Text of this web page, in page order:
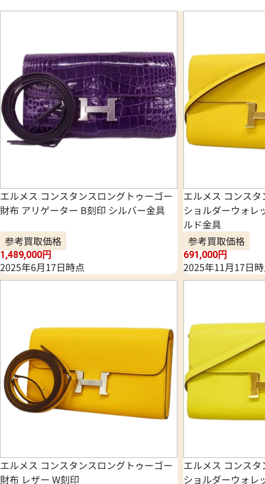
エルメス コンスタンスロングトゥーゴー
財布 アリゲーター B刻印 シルバー金具
参考買取価格
1,489,000円
2025年6月17日時点
エルメス コンス
ショルダーウォレ
ルド金具
参考買取価格
691,000円
2025年11月17日
エルメス コンスタンスロングトゥーゴー
財布 レザー W刻印
エルメス コンス
ショルダーウォレ